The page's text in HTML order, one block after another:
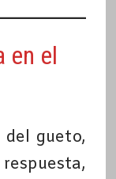
en el
del gueto,